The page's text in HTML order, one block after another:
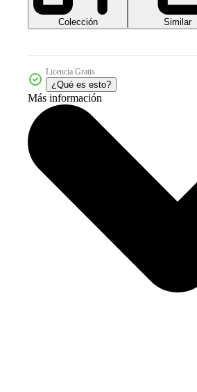
Colección Similar
Licencia Gratis
¿Qué es esto?
Más información